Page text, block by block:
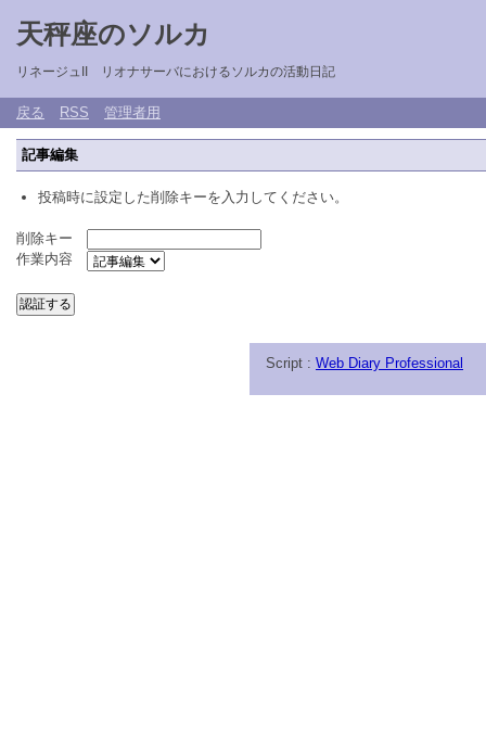
天秤座のソルカ
リネージュII リオナサーバにおけるソルカの活動日記
戻る RSS 管理者用
記事編集
投稿時に設定した削除キーを入力してください。
削除キー
作業内容
Script : Web Diary Professional